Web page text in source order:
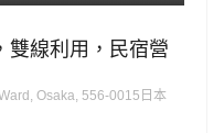
雙線利用，民宿營
Osaka, 556-0015日本